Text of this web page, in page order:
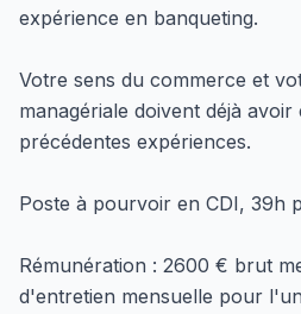
expérience en banqueting.
Votre sens du commerce et
managériale doivent déjà avoir
précédentes expériences.
Poste à pourvoir en CDI, 39h
Rémunération : 2600 € brut
d'entretien mensuelle pour